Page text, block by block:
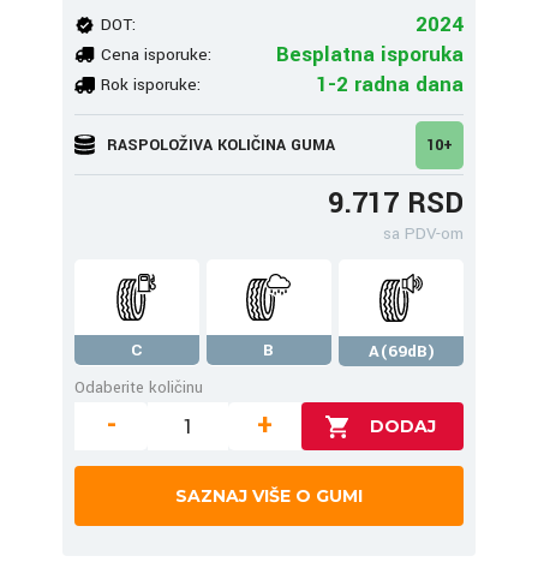
DOT: 2024
Cena isporuke: Besplatna isporuka
Rok isporuke: 1-2 radna dana
RASPOLOŽIVA KOLIČINA GUMA 10+
9.717 RSD
sa PDV-om
C B
A(69dB)
Odaberite količinu
- +
SAZNAJ VIŠE O GUMI